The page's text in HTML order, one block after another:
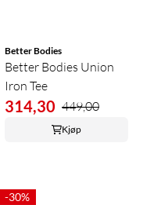
Better Bodies
Better Bodies Union
Iron Tee
314,30 449,00
Kjøp
-30%